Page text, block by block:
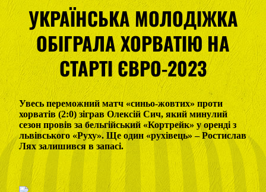
УКРАЇНСЬКА МОЛОДІЖКА
ОБІГРАЛА ХОРВАТІЮ НА
СТАРТІ ЄВРО-2023
Увесь переможний матч «синьо-жовтих» проти
хорватів (2:0) зіграв Олексій Сич, який минулий
сезон провів за бельгійський «Кортрейк» у оренді з
львівського «Руху». Ще один «рухівець» – Ростислав
Лях залишився в запасі.